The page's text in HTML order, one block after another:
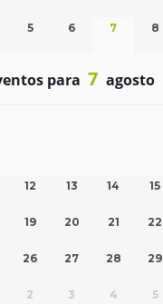
5 6 7 8
para 7 agosto
12 13 14 15
19 20 21 22
26 27 28 29
2 3 4 5